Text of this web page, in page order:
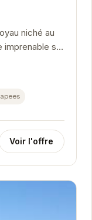
niché au
sur
Voir l'offre